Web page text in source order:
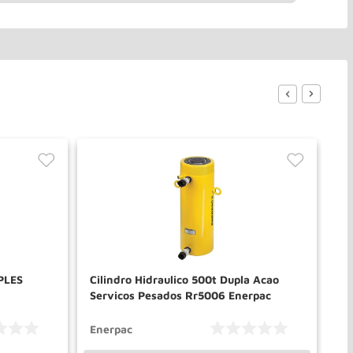
Cilindro Hidraulico 500t Dupla Acao
Servicos Pesados Rr5006 Enerpac
Enerpac